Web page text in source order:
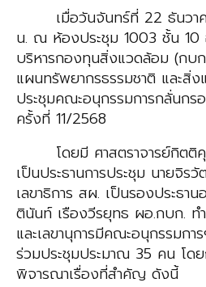
เมื่อวันจันทร์ที่ 22 ธันวาค
น. ณ ห้องประชุม 1003 ชั้น 10
บริหารกองทุนสิ่งแวดล้อม (กบก
แผนทรัพยากรธรรมชาติ และสิ่
ประชุมคณะอนุกรรมการกลั่นกร
ครั้งที่ 11/2568
โดยมี ศาสตราจารย์กิต
เป็นประธานการประชุม นายจิร
เลขาธิการ สผ. เป็นรองประธาน
ตินันท์ เรืองวีรยุทธ ผอ.กบก. ท
และเลขานุการมีคณะอนุกรรมการ
ร่วมประชุมประมาณ 35 คน โด
พิจารณาเรื่องที่สำคัญ ดังนี้